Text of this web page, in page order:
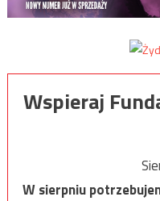
Wspieraj
W sierpniu